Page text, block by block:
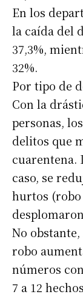
En los
la caída del
37,3%,
32%.
Por tipo de
Con la
personas,
delitos que
cuarentena.
caso, se
hurtos
No
robo
números
7 a 12